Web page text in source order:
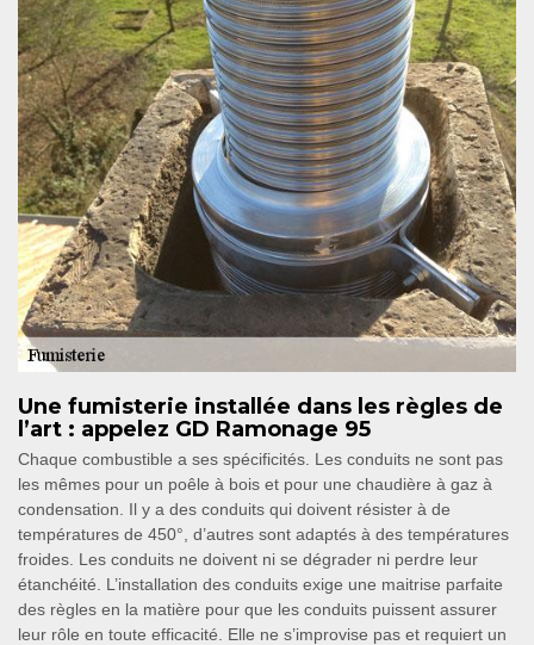
Une fumisterie installée dans les règles de
l’art : appelez GD Ramonage 95
Chaque combustible a ses spécificités. Les conduits ne sont pas
les mêmes pour un poêle à bois et pour une chaudière à gaz à
condensation. Il y a des conduits qui doivent résister à de
températures de 450°, d’autres sont adaptés à des températures
froides. Les conduits ne doivent ni se dégrader ni perdre leur
étanchéité. L’installation des conduits exige une maitrise parfaite
des règles en la matière pour que les conduits puissent assurer
leur rôle en toute efficacité. Elle ne s’improvise pas et requiert un